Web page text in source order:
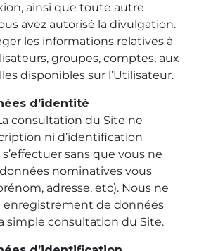
ainsi que toute autre
avez autorisé la divulgation.
les informations relatives à
groupes, comptes, aux
disponibles sur l’Utilisateur.
d’identité
consultation du Site ne
ni d’identification
sans que vous ne
nominatives vous
adresse, etc). Nous ne
enregistrement de données
simple consultation du Site.